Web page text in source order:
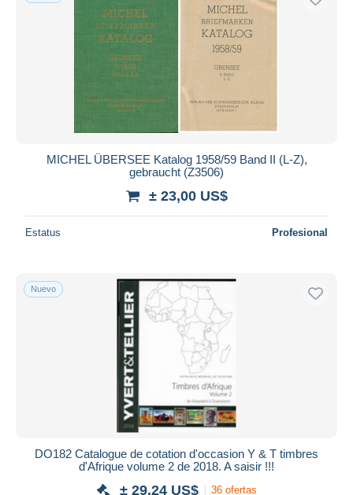
MICHEL ÜBERSEE Katalog 1958/59 Band II (L-Z),
gebraucht (Z3506)
± 23,00 US$
Estatus Profesional
Nuevo
DO182 Catalogue de cotation d'occasion Y & T timbres
d'Afrique volume 2 de 2018. A saisir !!!
± 29,24 US$ 36 ofertas